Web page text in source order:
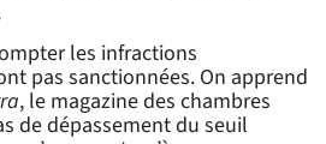
les infractions
pas sanctionnées. On apprend
, le magazine des chambres
de dépassement du seuil